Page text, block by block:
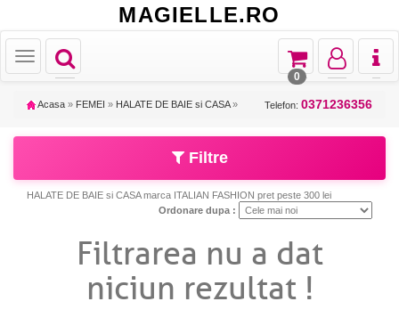
MAGIELLE.RO
Toggle
navigation
Toggle
Toggle
navigation
Toggle
navigation
Toggle
navigation
0
Acasa » FEMEI » HALATE DE BAIE si CASA » Telefon: 0371236356
Filtre
HALATE DE BAIE si CASA marca ITALIAN FASHION pret peste 300 lei
Ordonare dupa :
Filtrarea nu a dat
niciun rezultat !